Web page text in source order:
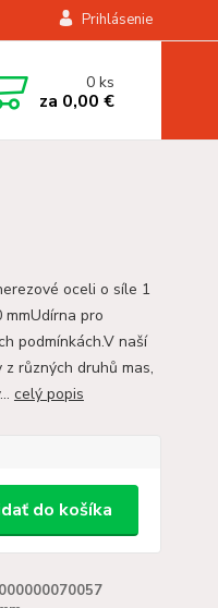
Prihlásenie
0ks
za 0,00 €
oceli o síle 1
mmUdírna pro
podmínkách.V naší
různých druhů mas,
celý popis
do košíka